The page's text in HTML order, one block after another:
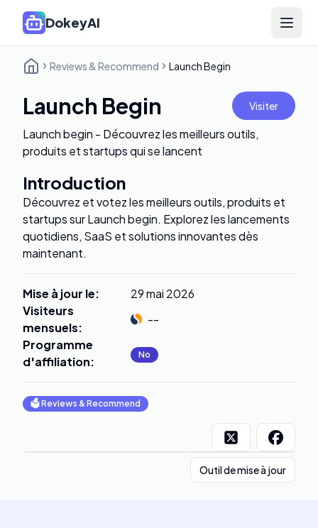
DokeyAI Open
Reviews & Recommend Launch Begin
Launch Begin Visiter
Launch begin - Découvrez les meilleurs outils,
produits et startups qui se lancent
Introduction
Découvrez et votez les meilleurs outils, produits et
startups sur Launch begin. Explorez les lancements
quotidiens, SaaS et solutions innovantes dès
maintenant.
Mise à jour le:
29 mai 2026
Visiteurs
mensuels:
--
Programme
d'affiliation: No
🗳Reviews & Recommend
Outil de mise à jour